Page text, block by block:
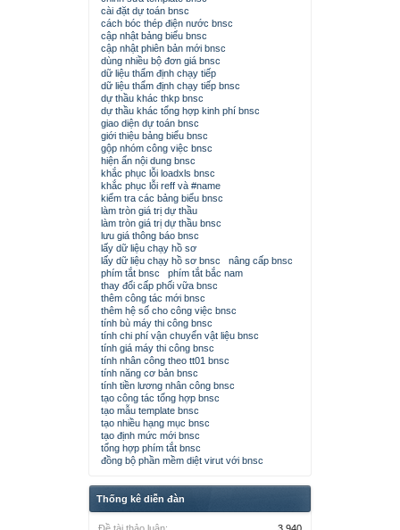
cài đặt dự toán bnsc
cách bóc thép điện nước bnsc
cập nhật bảng biểu bnsc
cập nhật phiên bản mới bnsc
dùng nhiều bộ đơn giá bnsc
dữ liệu thẩm định chạy tiếp
dữ liệu thẩm định chạy tiếp bnsc
dự thầu khác thkp bnsc
dự thầu khác tổng hợp kinh phí bnsc
giao diện dự toán bnsc
giới thiệu bảng biểu bnsc
gộp nhóm công việc bnsc
hiện ẩn nội dung bnsc
khắc phục lỗi loadxls bnsc
khắc phục lỗi reff và #name
kiểm tra các bảng biểu bnsc
làm tròn giá trị dự thầu
làm tròn giá trị dự thầu bnsc
lưu giá thông báo bnsc
lấy dữ liệu chạy hồ sơ
lấy dữ liệu chạy hồ sơ bnsc
nâng cấp bnsc
phím tắt bnsc
phím tắt bắc nam
thay đổi cấp phối vữa bnsc
thêm công tác mới bnsc
thêm hệ số cho công việc bnsc
tính bù máy thi công bnsc
tính chi phí vận chuyển vật liệu bnsc
tính giá máy thi công bnsc
tính nhân công theo tt01 bnsc
tính năng cơ bản bnsc
tính tiền lương nhân công bnsc
tạo công tác tổng hợp bnsc
tạo mẫu template bnsc
tạo nhiều hạng mục bnsc
tạo định mức mới bnsc
tổng hợp phím tắt bnsc
đồng bộ phần mềm diệt virut với bnsc
Thống kê diễn đàn